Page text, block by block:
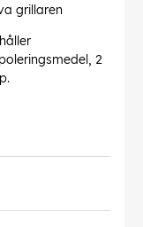
grillaren
2